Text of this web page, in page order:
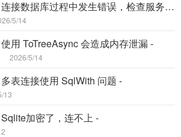
[SqlSugar] 连接数据库过程中发生错误，检查服务器是否正常连接字符串是否正确，错误信息：The type initializer fo -
5/14
用 ToTreeAsync 会造成内存泄漏 -
2026/5/14
表连接使用 SqlWith 问题 -
13
加密了，连不上 -